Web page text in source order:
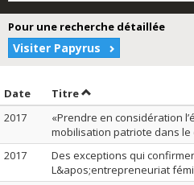
Pour une recherche détaillée
Visiter Papyrus
Date Trier par date en ordre
TitreTrier par titre en
2017
«Prendre en considération
mobilisation patriote dans le
2017
Des exceptions qui
L&apos;entrepreneuriat